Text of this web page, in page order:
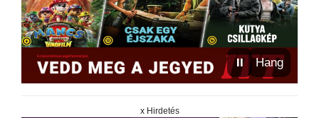
⏸ Hang
x Hirdetés